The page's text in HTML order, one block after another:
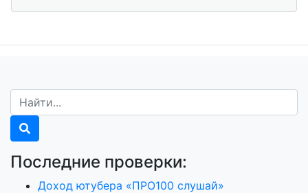
Последние проверки:
Доход ютубера «ПРО100 слушай»